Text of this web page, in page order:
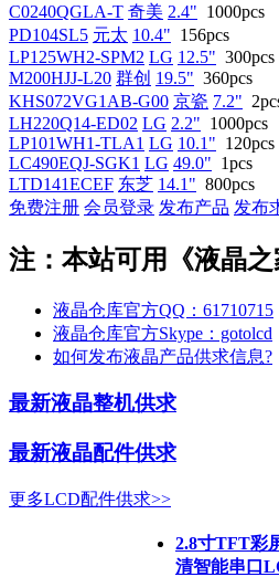
C0240QGLA-T 奇美 2.4" 1000pcs
PD104SL5 元太 10.4" 156pcs
LP125WH2-SPM2 LG 12.5" 300pcs
M200HJJ-L20 群创 19.5" 360pcs
KHS072VG1AB-G00 京瓷 7.2"
LH220Q14-ED02 LG 2.2" 1000pcs
LP101WH1-TLA1 LG 10.1" 120pcs
LC490EQJ-SGK1 LG 49.0" 1pcs
LTD141ECEF 东芝 14.1" 800pcs
免费注册 会员登录 发布产品 发布
注：本站可用《液晶
液晶仓库官方QQ：61710715
液晶仓库官方Skype：gotolcd
如何发布液晶产品供求信息?
最新液晶整机供求
最新液晶配件供求
更多LCD配件供求>>
2.8寸TFT彩
清智能串口